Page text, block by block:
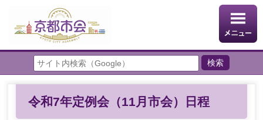
令和7年定例会（11月市会）日程